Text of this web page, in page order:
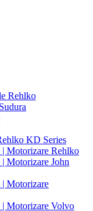
Rehlko
KD Series
| Motorizare Rehlko
Motorizare John
| Motorizare
| Motorizare Volvo